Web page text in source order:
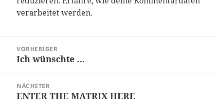
verarbeitet werden.
VORHERIGER
Vorheriger
Ich wünschte …
NÄCHSTER
Nächster
ENTER THE MATRIX HERE